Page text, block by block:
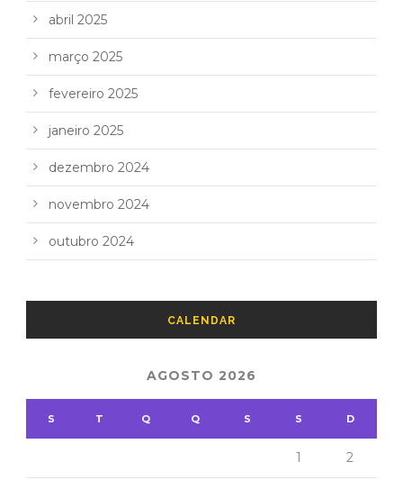
abril 2025
março 2025
fevereiro 2025
janeiro 2025
dezembro 2024
novembro 2024
outubro 2024
CALENDAR
AGOSTO 2026
S T Q Q S S D
1 2